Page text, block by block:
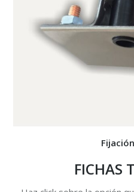
FICHAS